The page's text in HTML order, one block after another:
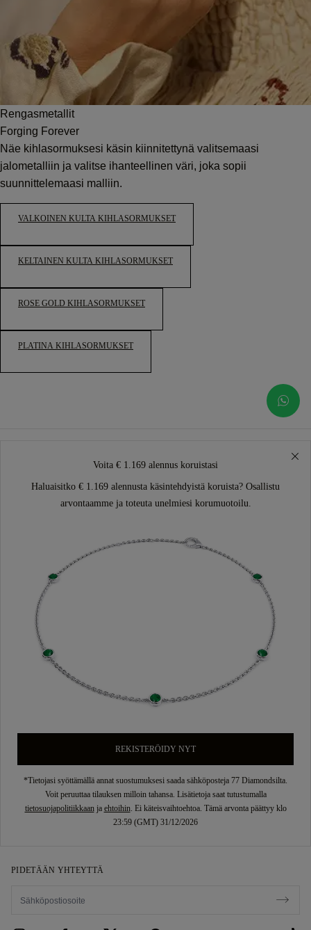
Rengasmetallit
Forging Forever
Näe kihlasormuksesi käsin kiinnitettynä valitsemaasi
jalometalliin ja valitse ihanteellinen väri, joka sopii
suunnittelemaasi malliin.
VALKOINEN KULTA KIHLASORMUKSET
KELTAINEN KULTA KIHLASORMUKSET
ROSE GOLD KIHLASORMUKSET
PLATINA KIHLASORMUKSET
Voita € 1.169 alennus koruistasi
Haluaisitko € 1.169 alennusta käsintehdyistä koruista? Osallistu
arvontaamme ja toteuta unelmiesi korumuotoilu.
REKISTERÖIDY NYT
*Tietojasi syöttämällä annat suostumuksesi saada sähköposteja 77 Diamondsilta.
Voit peruuttaa tilauksen milloin tahansa. Lisätietoja saat tutustumalla
tietosuojapolitiikkaanja ehtoihin. Ei käteisvaihtoehtoa. Tämä arvonta päättyy klo
23:59 (GMT) 31/12/2026
PIDETÄÄN YHTEYTTÄ